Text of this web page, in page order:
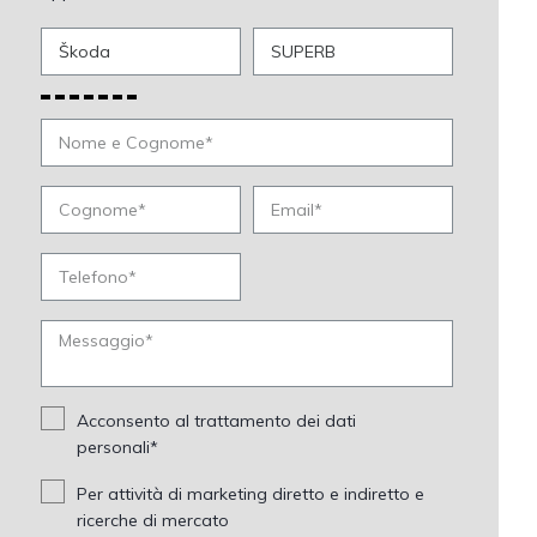
Acconsento al trattamento dei dati
personali*
Per attività di marketing diretto e indiretto e
ricerche di mercato